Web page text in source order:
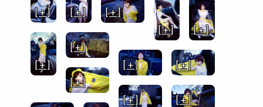
[ + ] [ + ]
[ + ]
[ + ]
[ + ]
[ + ]
[ + ]
[ + ]
[ + ]
[ + ]
[ + ]
[ + ]